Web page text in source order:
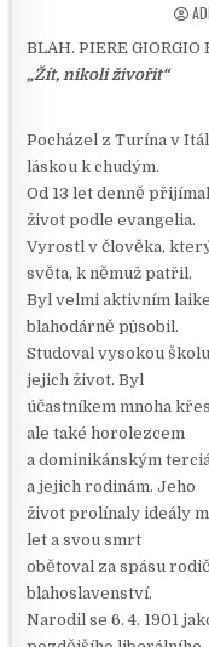
BLAH. PIERE GIORGIO
„Žít, nikoli živořit“
Pocházel z Turína v
láskou k chudým.
Od 13 let denně
život podle evangelia.
Vyrostl v člověka,
světa, k němuž patřil.
Byl velmi aktivním
blahodárně působil.
Studoval vysokou
jejich život. Byl
účastníkem mnoha
ale také horolezcem
a dominikánským
a jejich rodinám. Jeho
život prolínaly ideály
let a svou smrt
obětoval za spásu
blahoslavenství.
Narodil se 6. 4. 1901